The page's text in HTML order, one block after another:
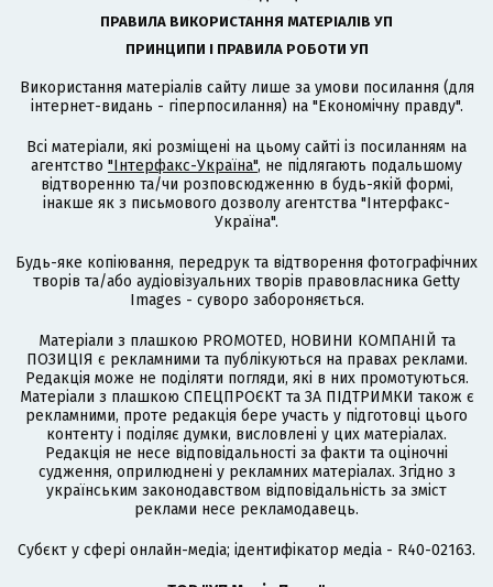
ПРАВИЛА ВИКОРИСТАННЯ МАТЕРІАЛІВ УП
ПРИНЦИПИ І ПРАВИЛА РОБОТИ УП
Використання матеріалів сайту лише за умови посилання (для
інтернет-видань - гіперпосилання) на "Економічну правду".
Всі матеріали, які розміщені на цьому сайті із посиланням на
агентство "Інтерфакс-Україна", не підлягають подальшому
відтворенню та/чи розповсюдженню в будь-якій формі,
інакше як з письмового дозволу агентства "Інтерфакс-
Україна".
Будь-яке копіювання, передрук та відтворення фотографічних
творів та/або аудіовізуальних творів правовласника Getty
Images - суворо забороняється.
Матеріали з плашкою PROMOTED, НОВИНИ КОМПАНІЙ та
ПОЗИЦІЯ є рекламними та публікуються на правах реклами.
Редакція може не поділяти погляди, які в них промотуються.
Матеріали з плашкою СПЕЦПРОЄКТ та ЗА ПІДТРИМКИ також є
рекламними, проте редакція бере участь у підготовці цього
контенту і поділяє думки, висловлені у цих матеріалах.
Редакція не несе відповідальності за факти та оціночні
судження, оприлюднені у рекламних матеріалах. Згідно з
українським законодавством відповідальність за зміст
реклами несе рекламодавець.
Cубєкт у сфері онлайн-медіа; ідентифікатор медіа - R40-02163.